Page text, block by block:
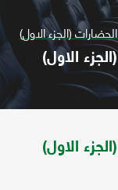
(الجزء الاول)
الاول)
الاول)